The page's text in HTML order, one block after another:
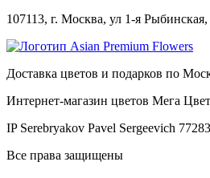
107113, г. Москва, ул 1-я Рыбинская,
Доставка цветов и подарков по
Интернет-магазин цветов Мега
IP Serebryakov Pavel Sergeevich
Все права защищены